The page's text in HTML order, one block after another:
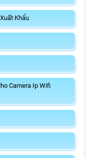
Khẩu
Camera Ip Wifi